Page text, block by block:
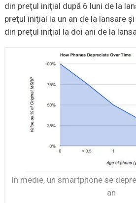
din preţul iniţial după 6 luni de la
preţul iniţial la un an de la lansare
din preţul iniţial la doi ani de la
In medie, un smartphone se
an